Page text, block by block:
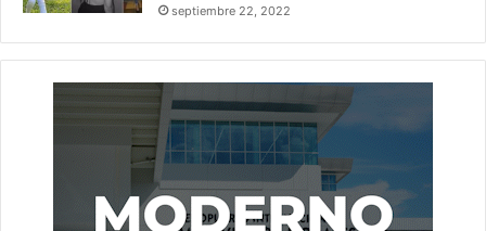
septiembre 22, 2022